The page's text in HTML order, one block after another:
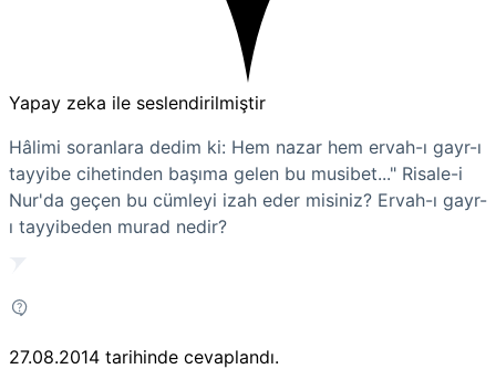
Yapay zeka ile seslendirilmiştir
Hâlimi soranlara dedim ki: Hem nazar hem ervah-ı gayr-ı
tayyibe cihetinden başıma gelen bu musibet..." Risale-i
Nur'da geçen bu cümleyi izah eder misiniz? Ervah-ı gayr-
ı tayyibeden murad nedir?
27.08.2014 tarihinde cevaplandı.